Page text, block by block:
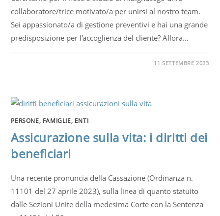
collaboratore/trice motivato/a per unirsi al nostro team.
Sei appassionato/a di gestione preventivi e hai una grande
predisposizione per l'accoglienza del cliente? Allora…
11 SETTEMBRE 2023
PERSONE, FAMIGLIE, ENTI
Assicurazione sulla vita: i diritti dei
beneficiari
Una recente pronuncia della Cassazione (Ordinanza n.
11101 del 27 aprile 2023), sulla linea di quanto statuito
dalle Sezioni Unite della medesima Corte con la Sentenza